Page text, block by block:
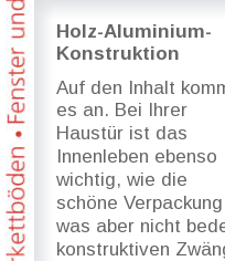
Holz-Aluminium-
Konstruktion
Auf den Inhalt
es an. Bei Ihrer
Haustür ist das
Innenleben ebenso
wichtig, wie die
schöne
was aber nicht
konstruktiven